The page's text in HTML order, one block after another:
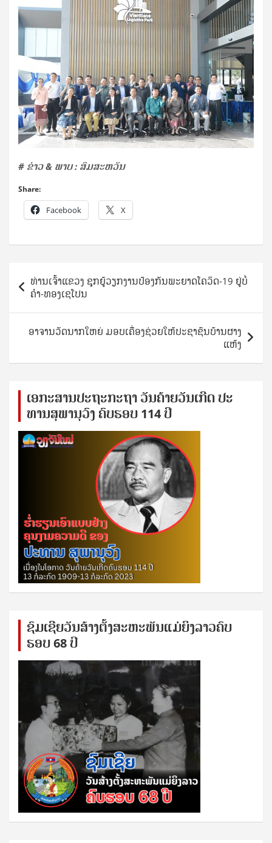
# ຂ່າວ & ພາບ : ສົມສະຫວັນ
Share:
Facebook X
Post
navigation
ທ່ານເຈົ້າ​ແຂວງ​ ຊຸກ​ຍູ້ວຽກ​ງານ​ປ້ອງ​ກັນ​ພະ​ຍາດໂຄວິດ-19 ຢູ່ບໍ່​
ຄຳ-ທອງ​ເຊ​ໂປນ
ອາຈານ​ວັດ​ນາກ​ໃຫຍ່​ ມອບ​​ເຄື່ອງ​ຊ່ວຍ​ໃຫ້​ປະຊາຊົນ​ບ້ານ​ຜາງ​
ແຫ້ງ
ເອ​ກະ​ສານ​ປະ​ຖະ​ກະ​ຖ​າ ວັນ​ຄ້າຍ​ວັນ​ເກີດ ປ​ະ​
ທານ​ສຸ​ພາ​ນຸ​ວົງ ຄົບ​ຮອບ 114 ປີ
ຊົ​ມ​ເຊີຍ​ວັນ​ສ້າງ​ຕັ້ງ​ສະ​ຫະ​ພັນ​ແມ່​ຍິງ​​ລາວຄົບ​
ຮອບ 68 ປິ